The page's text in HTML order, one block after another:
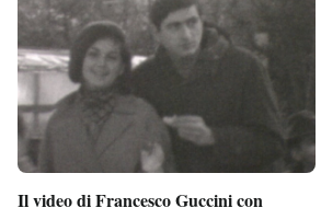
Il video di Francesco Guccini con